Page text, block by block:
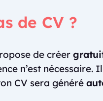
de CV ?
de créer
n’est nécessaire.
CV sera généré